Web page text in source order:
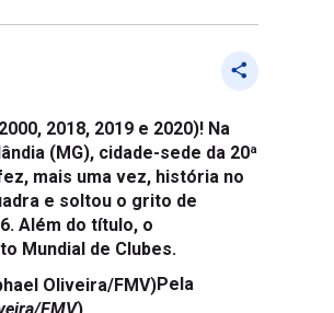
2018, 2019 e 2020)! Na
(MG), cidade-sede da 20ª
mais uma vez, história no
e soltou o grito de
Além do título, o
Mundial de Clubes.
Pela
FMV)